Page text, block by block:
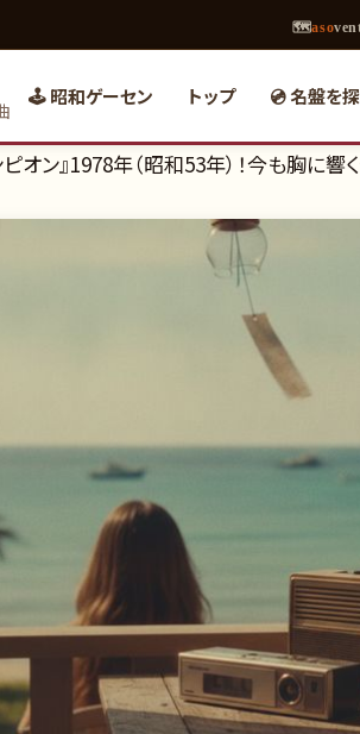
🗺aso
🕹️ 昭和ゲーセン トップ 💿 名盤を
ピオン』1978年（昭和53年）！今も胸に